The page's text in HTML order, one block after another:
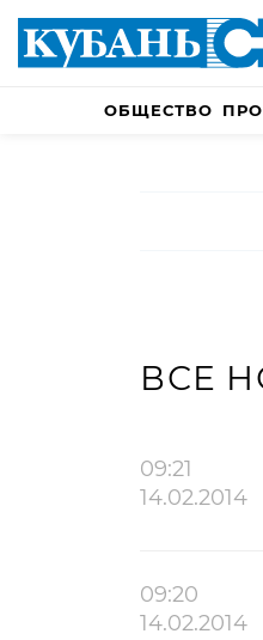
ОБЩЕСТВО
ВСЕ
09:21
14.02.2014
09:20
14.02.2014